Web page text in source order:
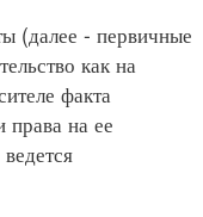
(далее - первичные
как на
факта
права на ее